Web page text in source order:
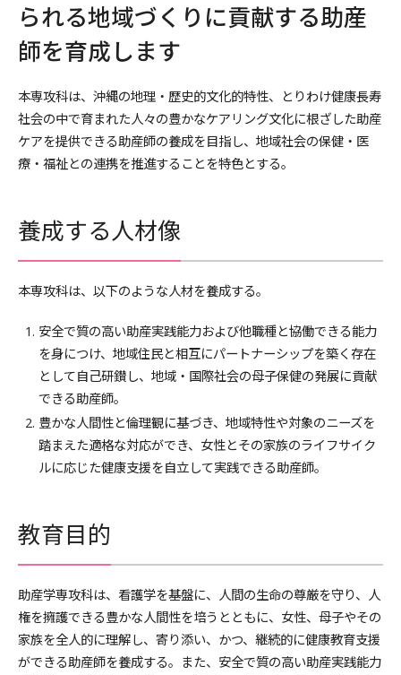
られる地域づくりに貢献する助産
師を育成します
本専攻科は、沖縄の地理・歴史的文化的特性、とりわけ健康長寿
社会の中で育まれた人々の豊かなケアリング文化に根ざした助産
ケアを提供できる助産師の養成を目指し、地域社会の保健・医
療・福祉との連携を推進することを特色とする。
養成する人材像
本専攻科は、以下のような人材を養成する。
安全で質の高い助産実践能力および他職種と協働できる能力
を身につけ、地域住民と相互にパートナーシップを築く存在
として自己研鑚し、地域・国際社会の母子保健の発展に貢献
できる助産師。
豊かな人間性と倫理観に基づき、地域特性や対象のニーズを
踏まえた適格な対応ができ、女性とその家族のライフサイク
ルに応じた健康支援を自立して実践できる助産師。
教育目的
助産学専攻科は、看護学を基盤に、人間の生命の尊厳を守り、人
権を擁護できる豊かな人間性を培うとともに、女性、母子やその
家族を全人的に理解し、寄り添い、かつ、継続的に健康教育支援
ができる助産師を養成する。また、安全で質の高い助産実践能力